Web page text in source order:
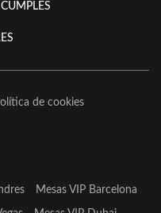
CUMPLES
de cookies
Mesas VIP Barcelona